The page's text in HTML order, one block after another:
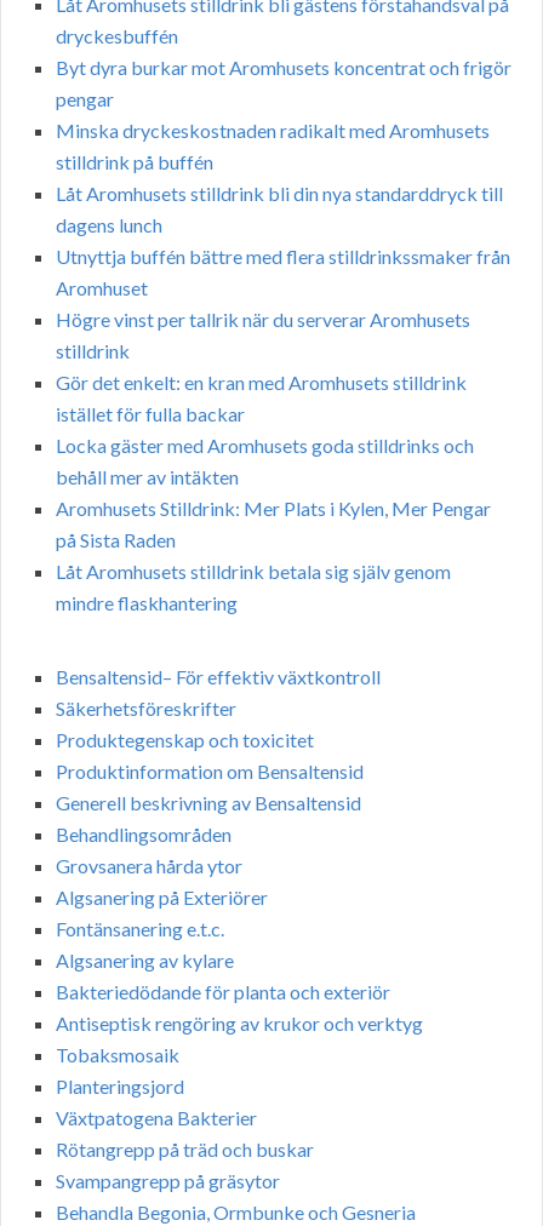
dryckesbuffén
Byt dyra burkar mot Aromhusets koncentrat och frigör
pengar
Minska dryckeskostnaden radikalt med Aromhusets
stilldrink på buffén
Låt Aromhusets stilldrink bli din nya standarddryck till
dagens lunch
Utnyttja buffén bättre med flera stilldrinkssmaker från
Aromhuset
Högre vinst per tallrik när du serverar Aromhusets
stilldrink
Gör det enkelt: en kran med Aromhusets stilldrink
istället för fulla backar
Locka gäster med Aromhusets goda stilldrinks och
behåll mer av intäkten
Aromhusets Stilldrink: Mer Plats i Kylen, Mer Pengar
på Sista Raden
Låt Aromhusets stilldrink betala sig själv genom
mindre flaskhantering
Bensaltensid– För effektiv växtkontroll
Säkerhetsföreskrifter
Produktegenskap och toxicitet
Produktinformation om Bensaltensid
Generell beskrivning av Bensaltensid
Behandlingsområden
Grovsanera hårda ytor
Algsanering på Exteriörer
Fontänsanering e.t.c.
Algsanering av kylare
Bakteriedödande för planta och exteriör
Antiseptisk rengöring av krukor och verktyg
Tobaksmosaik
Planteringsjord
Växtpatogena Bakterier
Rötangrepp på träd och buskar
Svampangrepp på gräsytor
Behandla Begonia, Ormbunke och Gesneria